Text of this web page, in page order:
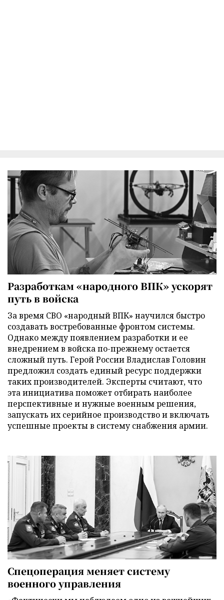
Разработкам «народного ВПК» ускорят
путь в войска
За время СВО «народный ВПК» научился быстро
создавать востребованные фронтом системы.
Однако между появлением разработки и ее
внедрением в войска по-прежнему остается
сложный путь. Герой России Владислав Головин
предложил создать единый ресурс поддержки
таких производителей. Эксперты считают, что
эта инициатива поможет отбирать наиболее
перспективные и нужные военным решения,
запускать их серийное производство и включать
успешные проекты в систему снабжения армии.
Спецоперация меняет систему
военного управления